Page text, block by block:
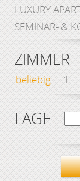
LUXURY
SEMINAR- &
ZIMMER
beliebig 1
LAGE